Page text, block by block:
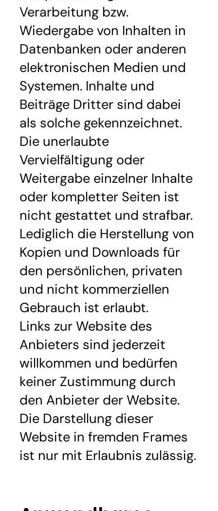
Verarbeitung bzw.
Wiedergabe von Inhalten in
Datenbanken oder anderen
elektronischen Medien und
Systemen. Inhalte und
Beiträge Dritter sind dabei
als solche gekennzeichnet.
Die unerlaubte
Vervielfältigung oder
Weitergabe einzelner Inhalte
oder kompletter Seiten ist
nicht gestattet und strafbar.
Lediglich die Herstellung von
Kopien und Downloads für
den persönlichen, privaten
und nicht kommerziellen
Gebrauch ist erlaubt.
Links zur Website des
Anbieters sind jederzeit
willkommen und bedürfen
keiner Zustimmung durch
den Anbieter der Website.
Die Darstellung dieser
Website in fremden Frames
ist nur mit Erlaubnis zulässig.